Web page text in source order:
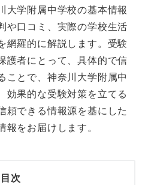
大学附属中学校の基本情報
や口コミ、実際の学校生活
網羅的に解説します。受験
護者にとって、具体的で信
ことで、神奈川大学附属中
効果的な受験対策を立てる
頼できる情報源を基にした
をお届けします。
目次